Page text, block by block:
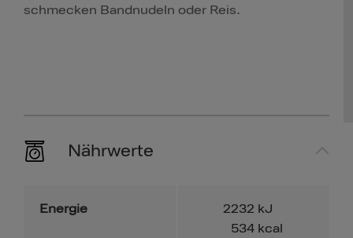
schmecken Bandnudeln oder Reis.
Nährwerte
Energie 2232 kJ
534 kcal